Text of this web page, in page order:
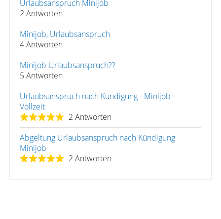
Urlaubsanspruch Minijob
2 Antworten
Minijob, Urlaubsanspruch
4 Antworten
Minijob Urlaubsanspruch??
5 Antworten
Urlaubsanspruch nach Kündigung - Minijob -
Vollzeit
2 Antworten
Abgeltung Urlaubsanspruch nach Kündigung
Minijob
2 Antworten